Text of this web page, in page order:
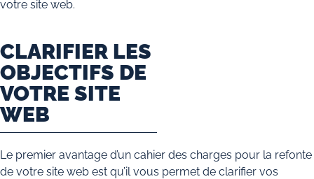
votre site web.
CLARIFIER LES
OBJECTIFS DE
VOTRE SITE
WEB
Le premier avantage d’un cahier des charges pour la refonte
de votre site web est qu’il vous permet de clarifier vos